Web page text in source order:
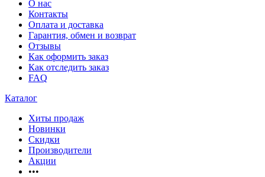
О нас
Контакты
Оплата и доставка
Гарантия, обмен и возврат
Отзывы
Как оформить заказ
Как отследить заказ
FAQ
Каталог
Хиты продаж
Новинки
Скидки
Производители
Акции
•••